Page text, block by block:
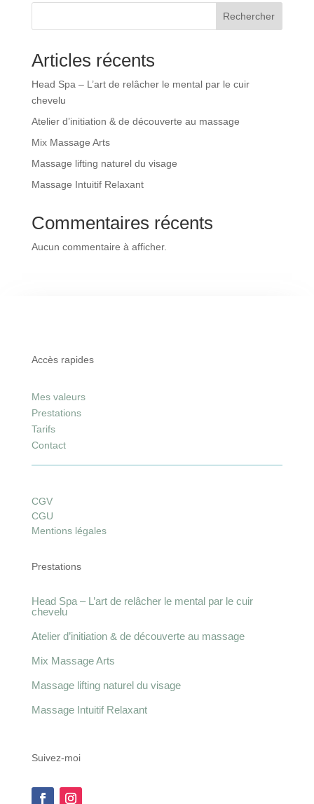
Rechercher
Articles récents
Head Spa – L’art de relâcher le mental par le cuir
chevelu
Atelier d’initiation & de découverte au massage
Mix Massage Arts
Massage lifting naturel du visage
Massage Intuitif Relaxant
Commentaires récents
Aucun commentaire à afficher.
Accès rapides
Mes valeurs
Prestations
Tarifs
Contact
CGV
CGU
Mentions légales
Prestations
Head Spa – L’art de relâcher le mental par le cuir
chevelu
Atelier d’initiation & de découverte au massage
Mix Massage Arts
Massage lifting naturel du visage
Massage Intuitif Relaxant
Suivez-moi